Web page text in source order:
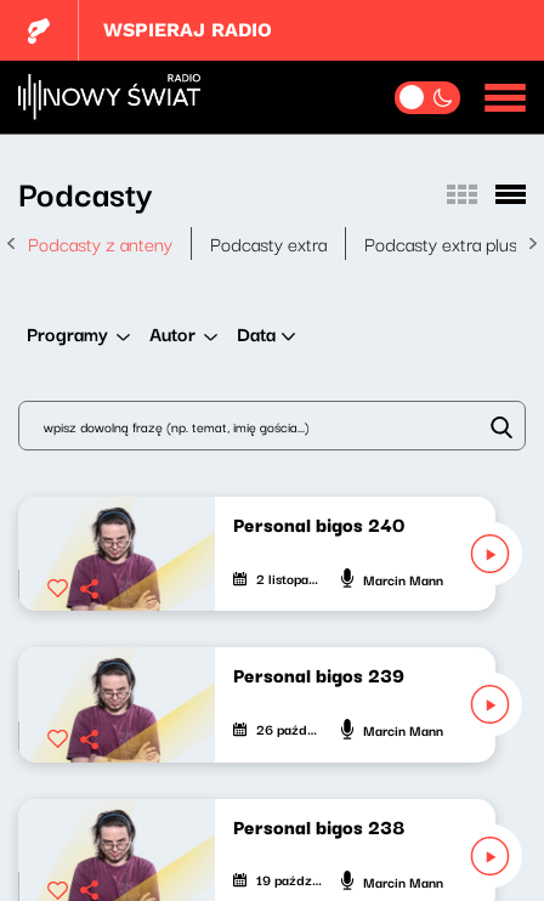
WSPIERAJ RADIO
Podcasty
Podcasty z anteny Podcasty extra Podcasty extra plus
Programy Autor Data
Personal bigos 240
2 listopada 2025 Marcin Mann
Personal bigos 239
26 października 2025 Marcin Mann
Personal bigos 238
19 października 2025 Marcin Mann